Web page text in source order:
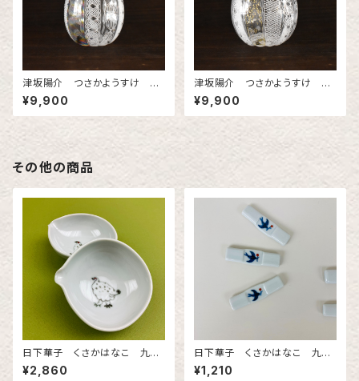
津坂陽介 つさかようすけ 小
花入れレースのタマゴ（虹）
¥9,900
津坂陽介 つさかようすけ 小
花入れレースのタマゴ（金）
¥9,900
その他の商品
日下華子 くさかはなこ 九谷
焼 らいちょう片口
¥2,860
日下華子 くさかはなこ 九谷
焼 箸置き 「つばめ」
¥1,210